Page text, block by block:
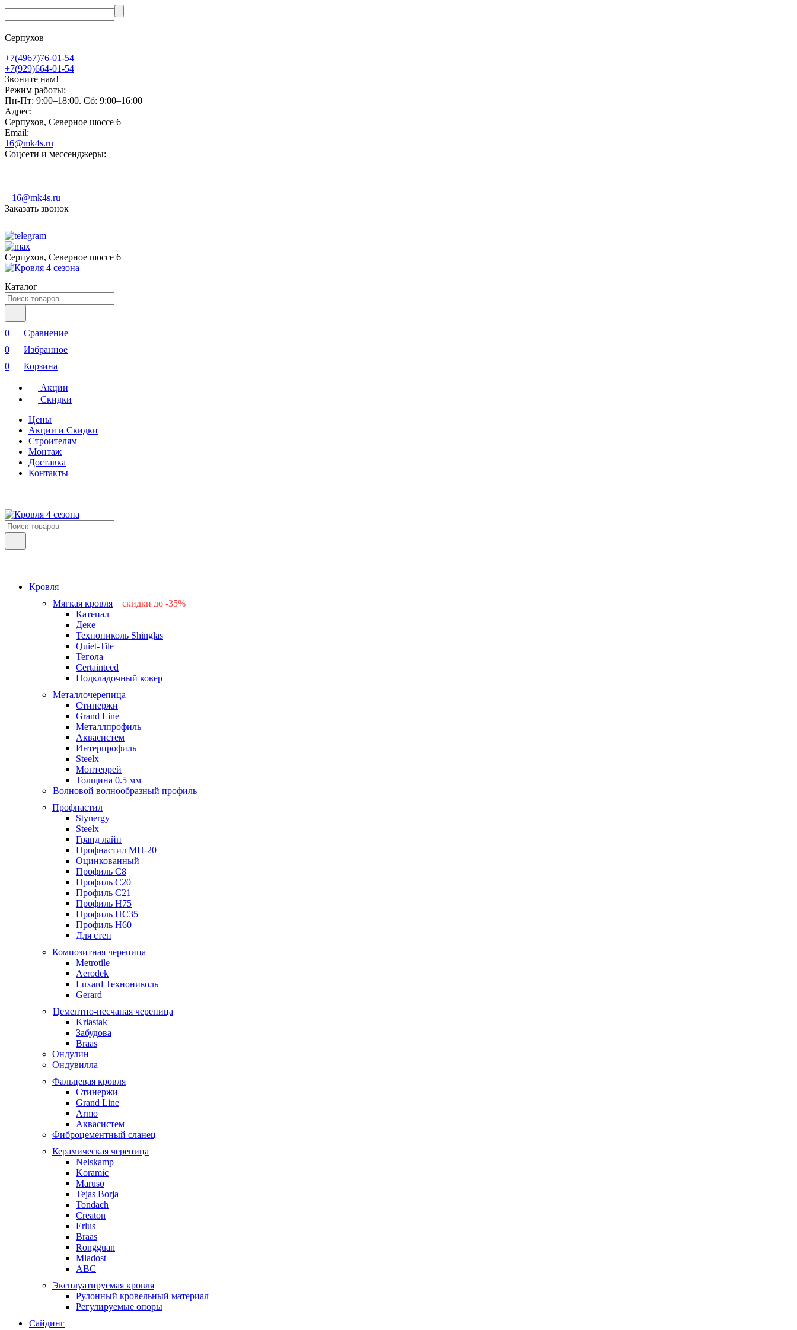
Серпухов
+7(4967)76-01-54
+7(929)664-01-54
Звоните нам!
Режим работы:
Пн-Пт: 9:00–18:00. Сб: 9:00–16:00
Адрес:
Серпухов, Северное шоссе 6
Email:
16@mk4s.ru
Соцсети и мессенджеры:
16@mk4s.ru
Заказать звонок
Серпухов, Северное шоссе 6
Каталог
0
Сравнение
0
Избранное
0
Корзина
Акции
Скидки
Цены
Акции и Скидки
Строителям
Монтаж
Доставка
Контакты
Кровля
Мягкая кровля
скидки до -35%
Катепал
Деке
Технониколь Shinglas
Quiet-Tile
Тегола
Certainteed
Подкладочный ковер
Металлочерепица
Стинержи
Grand Line
Металлпрофиль
Аквасистем
Интерпрофиль
Steelx
Монтеррей
Толщина 0.5 мм
Волновой волнообразный профиль
Профнастил
Stynergy
Steelx
Гранд лайн
Профнастил МП-20
Оцинкованный
Профиль С8
Профиль С20
Профиль С21
Профиль Н75
Профиль НС35
Профиль Н60
Для стен
Композитная черепица
Metrotile
Aerodek
Luxard Технониколь
Gerard
Цементно-песчаная черепица
Kriastak
Забудова
Braas
Ондулин
Ондувилла
Фальцевая кровля
Стинержи
Grand Line
Armo
Аквасистем
Фиброцементный сланец
Керамическая черепица
Nelskamp
Koramic
Maruso
Tejas Borja
Tondach
Creaton
Erlus
Braas
Rongguan
Mladost
ABC
Эксплуатируемая кровля
Рулонный кровельный материал
Регулируемые опоры
Сайдинг